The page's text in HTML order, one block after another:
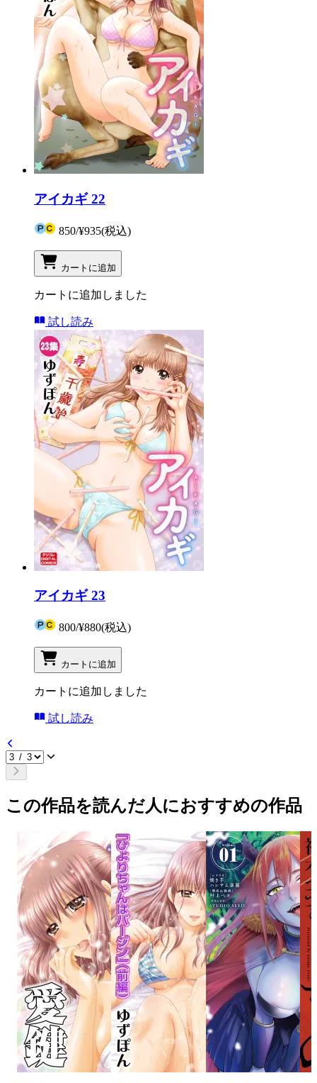
アイカギ 22
850/¥935(税込)
カートに追加
カートに追加しました
試し読み
アイカギ 23
800/¥880(税込)
カートに追加
カートに追加しました
試し読み
この作品を読んだ人におすすめの作品